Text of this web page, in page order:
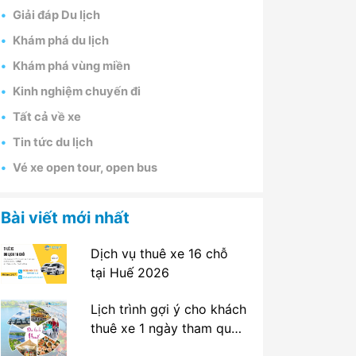
Giải đáp Du lịch
Khám phá du lịch
Khám phá vùng miền
Kinh nghiệm chuyến đi
Tất cả về xe
Tin tức du lịch
Vé xe open tour, open bus
Bài viết mới nhất
Dịch vụ thuê xe 16 chỗ
tại Huế 2026
Lịch trình gợi ý cho khách
thuê xe 1 ngày tham quan